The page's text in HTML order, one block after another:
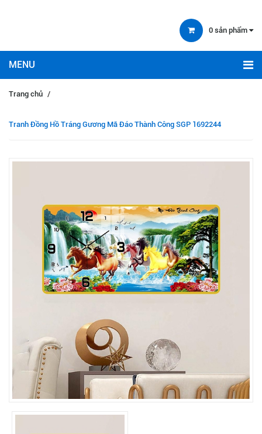
0 sản phẩm
Trang chủ /
Tranh Đồng Hồ Tráng Gương Mã Đáo Thành Công SGP 1692244